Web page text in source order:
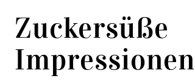
Zuckersüße
Impressionen